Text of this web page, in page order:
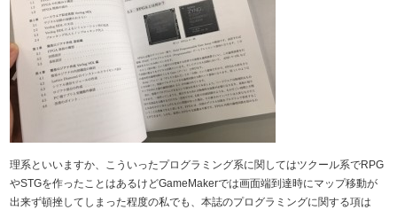
理系といいますか、こういったプログラミング系に関してはツクール系でRPG
やSTGを作ったことはあるけどGameMakerでは画面端到達時にマップ移動が
出来ず頓挫してしまった程度の私でも、本誌のプログラミングに関する項は